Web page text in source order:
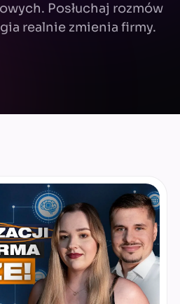
Posłuchaj rozmów
realnie zmienia firmy.